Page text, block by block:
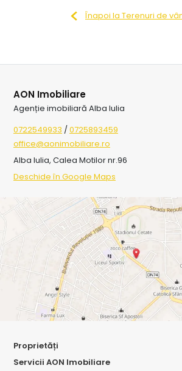
Înapoi la Terenuri de
AON Imobiliare
Agenție imobiliară Alba Iulia
0722549933 / 0725893459
office@aonimobiliare.ro
Alba Iulia, Calea Motilor nr.96
Deschide în Google Maps
Proprietăți
Servicii AON Imobiliare